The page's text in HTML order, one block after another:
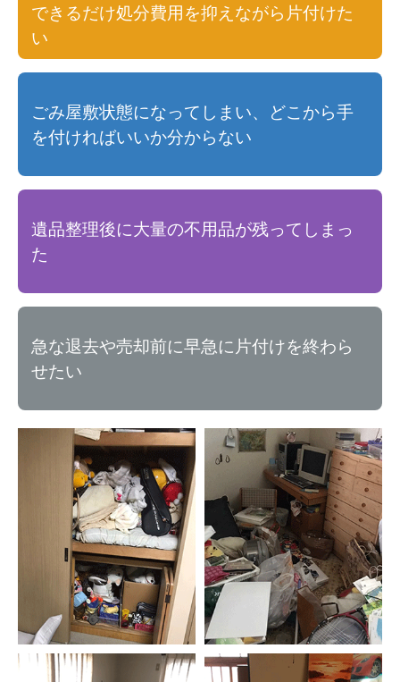
できるだけ処分費用を抑えながら片付けた
い
ごみ屋敷状態になってしまい、どこから手
を付ければいいか分からない
遺品整理後に大量の不用品が残ってしまっ
た
急な退去や売却前に早急に片付けを終わら
せたい